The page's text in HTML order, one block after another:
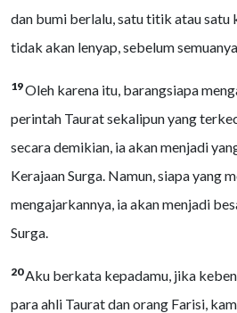
dan bumi berlalu, satu titik atau
tidak akan lenyap, sebelum
19Oleh karena itu, barangsiapa
perintah Taurat sekalipun yang
secara demikian, ia akan menjadi
Kerajaan Surga. Namun, siapa yang
mengajarkannya, ia akan menjadi
Surga.
20Aku berkata kepadamu, jika
para ahli Taurat dan orang Farisi,